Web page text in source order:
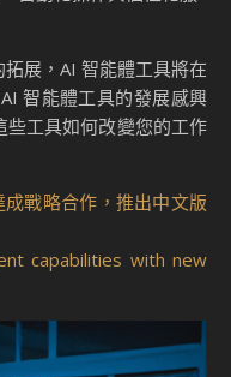
展，AI 智能體工具將在
智能體工具的發展感興
工具如何改變您的工作
戰略合作，推出中文版
capabilities with new